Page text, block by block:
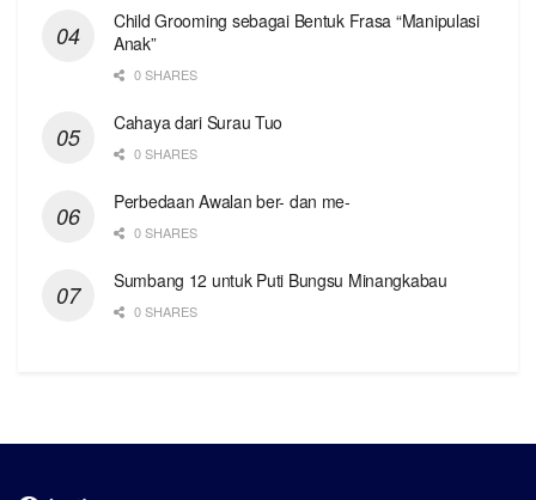
Child Grooming sebagai Bentuk Frasa “Manipulasi
Anak”
0 SHARES
Cahaya dari Surau Tuo
0 SHARES
Perbedaan Awalan ber- dan me-
0 SHARES
Sumbang 12 untuk Puti Bungsu Minangkabau
0 SHARES